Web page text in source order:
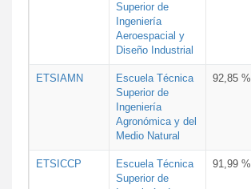
Superior de
Ingeniería
Aeroespacial y
Diseño Industrial
ETSIAMN
Escuela Técnica
Superior de
Ingeniería
Agronómica y del
Medio Natural
92,85 %
ETSICCP
Escuela Técnica
Superior de
91,99 %